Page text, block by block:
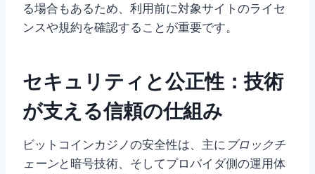
る場合もあるため、利用前に対象サイトのライセ
ンスや規約を確認することが重要です。
セキュリティと公正性：技術
が支える信頼の仕組み
ビットコインカジノの安全性は、主に ブロックチ
ェーンと暗号技術、そしてプロバイダ側の運用体